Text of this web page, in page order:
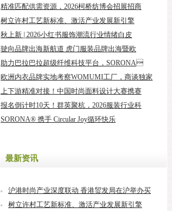
精准匹配供需资源，2026柯桥纺博会招展招商
树立许村工艺新标准、激活产业发展新引擎
秋上新 | 2026小红书服饰潮流行业情绪白皮
驶向品牌出海新航道 虎门服装品牌出海暨欧
助力巴拉巴拉超级纤维科技平台，SORONA
欧洲内衣品牌实地考察WOMUMI工厂，商谈独家
上下游精准对接！中国时尚面料设计大赛携赛
报名倒计时10天！群英聚杭，2026服装行业科
SORONA® 携手 Circular Joy循环快乐
最新资讯
沪港时尚产业深度联动 香港贸发局在沪举办买
树立许村工艺新标准、激活产业发展新引擎